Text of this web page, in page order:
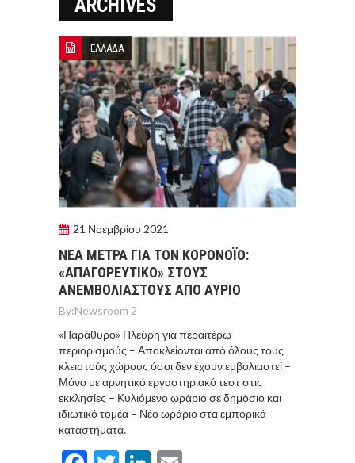
ARCHIVES
ΕΛΛΑΔΑ
21 Νοεμβρίου 2021
ΝΕΑ ΜΕΤΡΑ ΓΙΑ ΤΟΝ ΚΟΡΟΝΟΪΟ:
«ΑΠΑΓΟΡΕΥΤΙΚΟ» ΣΤΟΥΣ
ΑΝΕΜΒΟΛΙΑΣΤΟΥΣ ΑΠΟ ΑΥΡΙΟ
By:Newsroom 2
«Παράθυρο» Πλεύρη για περαιτέρω
περιορισμούς – Αποκλείονται από όλους τους
κλειστούς χώρους όσοι δεν έχουν εμβολιαστεί –
Μόνο με αρνητικό εργαστηριακό τεστ στις
εκκλησίες – Κυλιόμενο ωράριο σε δημόσιο και
ιδιωτικό τομέα – Νέο ωράριο στα εμπορικά
καταστήματα.